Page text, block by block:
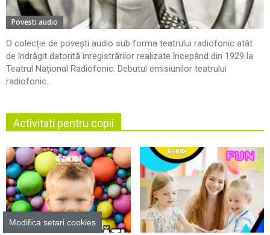
Povesti audio
O colecție de povești audio sub forma teatrului radiofonic atât
de îndrăgit datorită înregistrărilor realizate începând din 1929 la
Teatrul Național Radiofonic. Debutul emisiunilor teatrului
radiofonic...
Activitati pentru copii
Modifica setari cookies